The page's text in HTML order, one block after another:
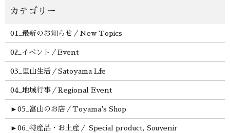
01_最新のお知らせ／New Topics
02_イベント／Event
03_里山生活／Satoyama Lfe
04_地域行事／Regional Event
► 05_富山のお店／Toyama's Shop
► 06_特産品・お土産／ Special product, Souvenir